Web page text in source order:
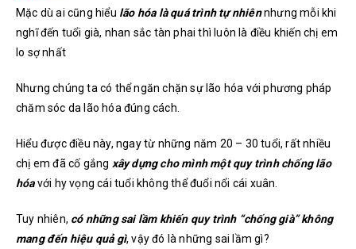
Mặc dù ai cũng hiểu lão hóa là quá trình tự nhiênnhưng mỗi khi
nghĩ đến tuổi già, nhan sắc tàn phai thì luôn là điều khiến chị em
lo sợ nhất
Nhưng chúng ta có thể ngăn chặn sự lão hóa với phương pháp
chăm sóc da lão hóa đúng cách.
Hiểu được điều này, ngay từ những năm 20 – 30 tuổi, rất nhiều
chị em đã cố gắng xây dựng cho mình một quy trình chống lão
hóavới hy vọng cái tuổi không thể đuổi nổi cái xuân.
Tuy nhiên, có những sai lầm khiến quy trình “chống già” không
mang đến hiệu quả gì, vậy đó là những sai lầm gì?